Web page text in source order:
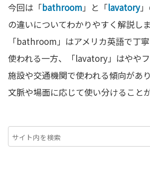
今回は「bathroom」と「lavatory
の違いについてわかりやすく解説しま
「bathroom」はアメリカ英語で丁
使われる一方、「lavatory」はやや
施設や交通機関で使われる傾向があ
文脈や場面に応じて使い分けること